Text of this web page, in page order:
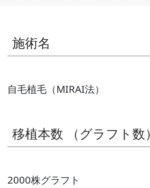
施術名
自毛植毛（MIRAI法）
移植本数 （グラフト数）
2000株グラフト